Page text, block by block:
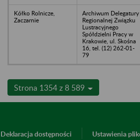
Kółko Rolnicze,
Zaczarnie
Archiwum Delegatury
Regionalnej Związku
Lustracyjnego
Spółdzielni Pracy w
Krakowie, ul. Skośna
16, tel. (12) 262-01-
79
Strona 1354 z 8 589
Deklaracja dostępności Ustawienia